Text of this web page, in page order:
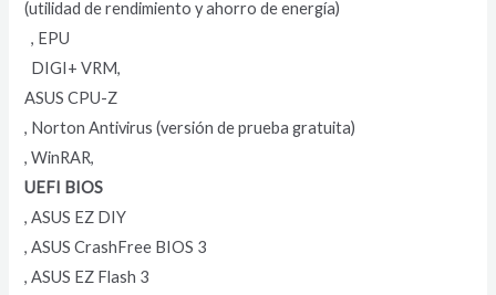
(utilidad de rendimiento y ahorro de energía)
, EPU
DIGI+ VRM,
ASUS CPU-Z
, Norton Antivirus (versión de prueba gratuita)
, WinRAR,
UEFI BIOS
, ASUS EZ DIY
, ASUS CrashFree BIOS 3
, ASUS EZ Flash 3